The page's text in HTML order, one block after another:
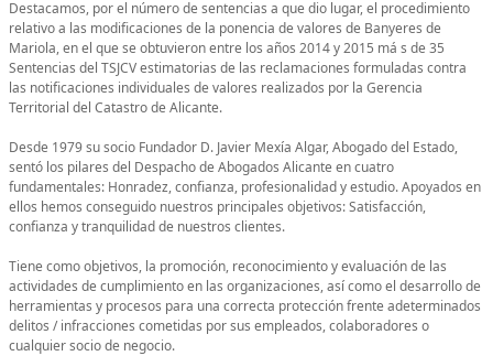
Destacamos, por el número de sentencias a que dio lugar, el procedimiento
relativo a las modificaciones de la ponencia de valores de Banyeres de
Mariola, en el que se obtuvieron entre los años 2014 y 2015 má s de 35
Sentencias del TSJCV estimatorias de las reclamaciones formuladas contra
las notificaciones individuales de valores realizados por la Gerencia
Territorial del Catastro de Alicante.
Desde 1979 su socio Fundador D. Javier Mexía Algar, Abogado del Estado,
sentó los pilares del Despacho de Abogados Alicante en cuatro
fundamentales: Honradez, confianza, profesionalidad y estudio. Apoyados en
ellos hemos conseguido nuestros principales objetivos: Satisfacción,
confianza y tranquilidad de nuestros clientes.
Tiene como objetivos, la promoción, reconocimiento y evaluación de las
actividades de cumplimiento en las organizaciones, así como el desarrollo de
herramientas y procesos para una correcta protección frente adeterminados
delitos / infracciones cometidas por sus empleados, colaboradores o
cualquier socio de negocio.